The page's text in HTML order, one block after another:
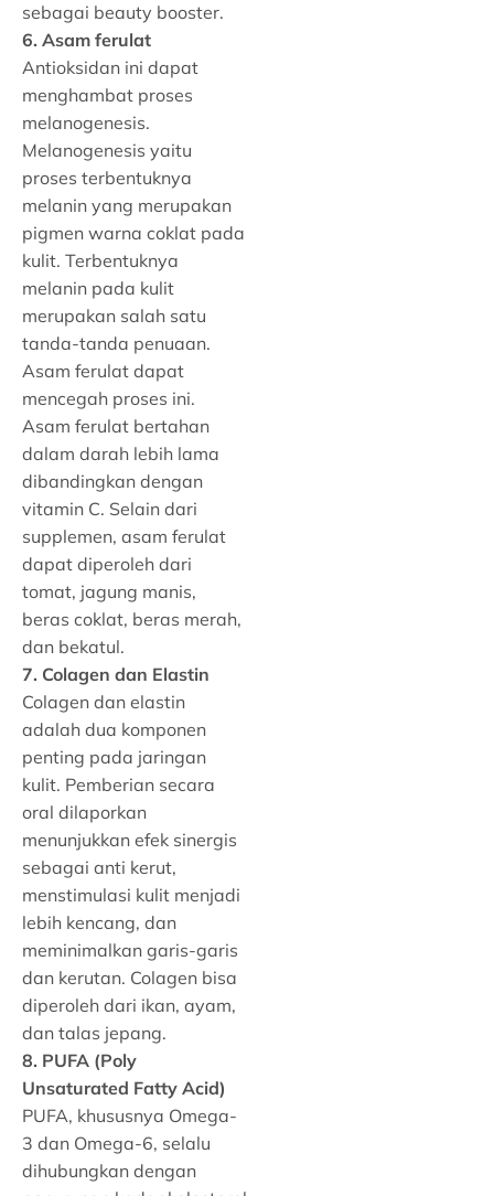
sebagai beauty booster.
6. Asam ferulat
Antioksidan ini dapat
menghambat proses
melanogenesis.
Melanogenesis yaitu
proses terbentuknya
melanin yang merupakan
pigmen warna coklat pada
kulit. Terbentuknya
melanin pada kulit
merupakan salah satu
tanda-tanda penuaan.
Asam ferulat dapat
mencegah proses ini.
Asam ferulat bertahan
dalam darah lebih lama
dibandingkan dengan
vitamin C. Selain dari
supplemen, asam ferulat
dapat diperoleh dari
tomat, jagung manis,
beras coklat, beras merah,
dan bekatul.
7. Colagen dan Elastin
Colagen dan elastin
adalah dua komponen
penting pada jaringan
kulit. Pemberian secara
oral dilaporkan
menunjukkan efek sinergis
sebagai anti kerut,
menstimulasi kulit menjadi
lebih kencang, dan
meminimalkan garis-garis
dan kerutan. Colagen bisa
diperoleh dari ikan, ayam,
dan talas jepang.
8. PUFA (Poly
Unsaturated Fatty Acid)
PUFA, khususnya Omega-
3 dan Omega-6, selalu
dihubungkan dengan